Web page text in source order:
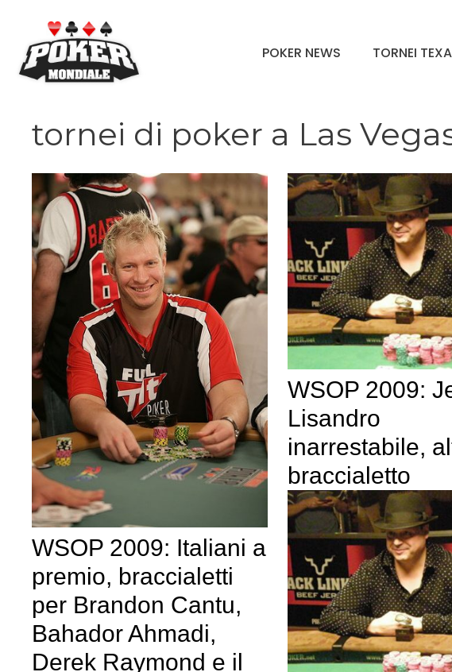
contenuto
POKER NEWS TORNEI
tornei di poker a Las
WSOP 2009: Italiani a
premio, braccialetti
per Brandon Cantu,
Bahador Ahmadi,
Derek Raymond e il
WSOP 2009:
Lisandro
inarrestabile,
braccialetto